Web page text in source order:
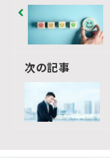
次の記事